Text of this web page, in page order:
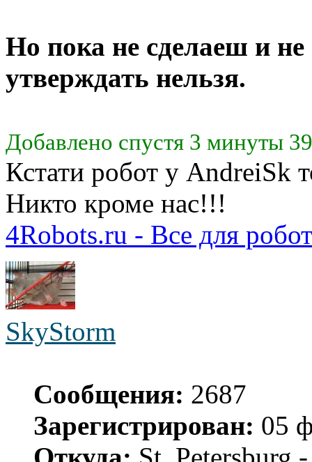
Но пока не сделаеш и
утверждать нельзя.
Добавлено спустя 3 минуты
Кстати робот у AndreiSk
Никто кроме нас!!!
4Robots.ru - Все для
SkyStorm
Сообщения: 2687
Зарегистрирован: 05